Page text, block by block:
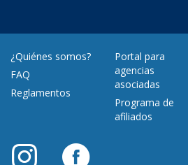
¿Quiénes somos?
FAQ
Reglamentos
Portal para
agencias
asociadas
Programa de
afiliados